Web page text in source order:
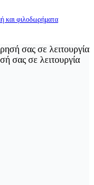
και φιλοδωρήματα
σας σε λειτουργία